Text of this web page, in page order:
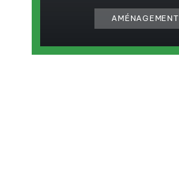
AMÉNAGEMENT